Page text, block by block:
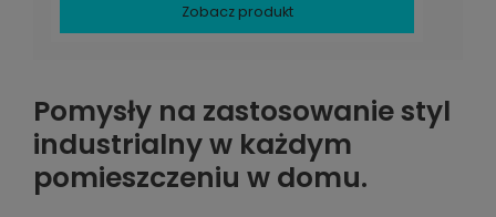
Zobacz produkt
Pomysły na zastosowanie styl
industrialny w każdym
pomieszczeniu w domu.